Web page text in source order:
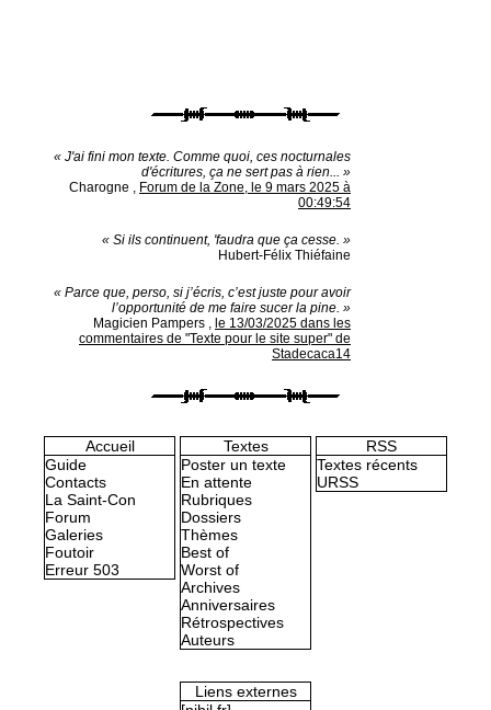
« J'ai fini mon texte. Comme quoi, ces nocturnales
d'écritures, ça ne sert pas à rien... »
Charogne , Forum de la Zone, le 9 mars 2025 à
00:49:54
« Si ils continuent, 'faudra que ça cesse. »
Hubert-Félix Thiéfaine
« Parce que, perso, si j’écris, c’est juste pour avoir
l’opportunité de me faire sucer la pine. »
Magicien Pampers , le 13/03/2025 dans les
commentaires de "Texte pour le site super" de
Stadecaca14
Accueil
Guide
Contacts
La Saint-Con
Forum
Galeries
Foutoir
Erreur 503
Textes
Poster un texte
En attente
Rubriques
Dossiers
Thèmes
Best of
Worst of
Archives
Anniversaires
Rétrospectives
Auteurs
RSS
Textes récents
URSS
Liens externes